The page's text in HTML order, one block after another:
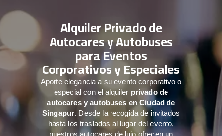
Alquiler Privado de
Autocares y Autobuses
para Eventos
Corporativos y Especiales
Aporte elegancia a su evento corporativo o
especial con el alquiler privado de
autocares y autobuses en Ciudad de
Singapur. Desde la recogida de invitados
hasta los traslados al lugar del evento,
nuestros autocares de lujo ofrecen un